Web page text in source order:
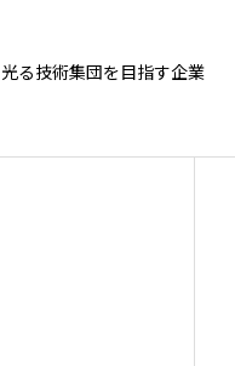
る技術集団を目指す企業